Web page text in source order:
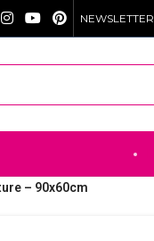
NEWSLETTER
– 90x60cm